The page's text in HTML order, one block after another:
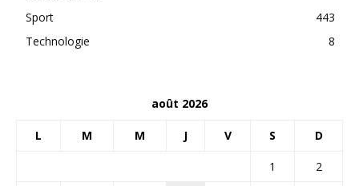
Sport
443
Technologie
8
août 2026
L M M J V S D
1
2